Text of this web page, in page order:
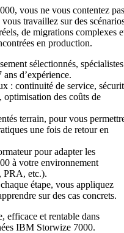
vous ne vous contentez pas
travaillez sur des
de migrations complexes
en production.
sélectionnés, spécialistes
d’expérience.
: continuité de service,
optimisation des coûts de
terrain, pour vous
une fois de retour en
pour adapter les
à votre environnement
PRA, etc.).
étape, vous appliquez
sur des cas concrets.
efficace et rentable dans
IBM Storwize 7000.